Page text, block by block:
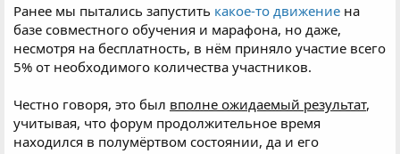
Ранее мы пытались запустить какое-то движение на
базе совместного обучения и марафона, но даже,
несмотря на бесплатность, в нём приняло участие всего
5% от необходимого количества участников.
Честно говоря, это был вполне ожидаемый результат,
учитывая, что форум продолжительное время
находился в полумёртвом состоянии, да и его